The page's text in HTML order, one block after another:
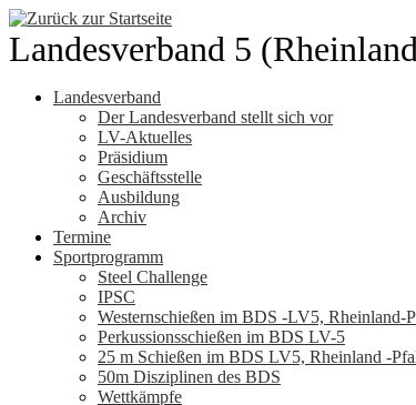
Zum
Inhalt
springen
Landesverband 5
Landesverband
Der Landesverband stellt sich vor
LV-Aktuelles
Präsidium
Geschäftsstelle
Ausbildung
Archiv
Termine
Sportprogramm
Steel Challenge
IPSC
Westernschießen im BDS -LV5, Rheinland-
Perkussionsschießen im BDS LV-5
25 m Schießen im BDS LV5, Rheinland -
50m Disziplinen des BDS
Wettkämpfe